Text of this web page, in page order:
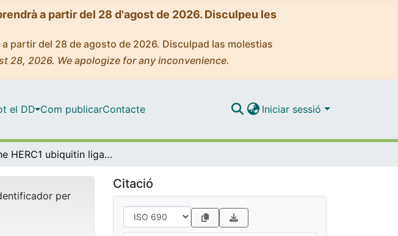
a partir del 28 d'agost de 2026. Disculpeu les
partir del 28 de agosto de 2026. Disculpad las molestias
28, 2026. We apologize for any inconvenience.
el DD Com publicarContacte Iniciar sessió
The HERC1 ubiquitin ligase regulates presynaptic membrane dynamics of central synapses
per
Citació